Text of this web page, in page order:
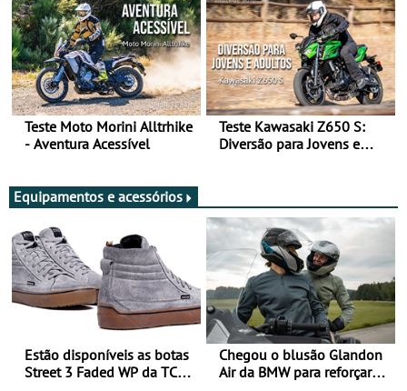
Teste Moto Morini Alltrhike
- Aventura Acessível
Teste Kawasaki Z650 S:
Diversão para Jovens e
Equipamentos e acessórios
Estão disponíveis as botas
Street 3 Faded WP da TCX
Chegou o blusão Glandon
Air da BMW para reforçar